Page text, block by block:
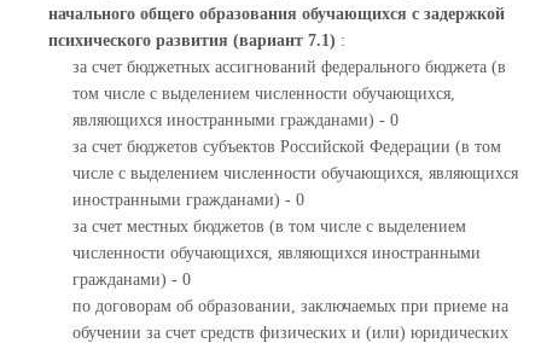
начального общего образования обучающихся с задержкой
психического развития (вариант 7.1) :
за счет бюджетных ассигнований федерального бюджета (в
том числе с выделением численности обучающихся,
являющихся иностранными гражданами) - 0
за счет бюджетов субъектов Российской Федерации (в том
числе с выделением численности обучающихся, являющихся
иностранными гражданами) - 0
за счет местных бюджетов (в том числе с выделением
численности обучающихся, являющихся иностранными
гражданами) - 0
по договорам об образовании, заключаемых при приеме на
обучении за счет средств физических и (или) юридических